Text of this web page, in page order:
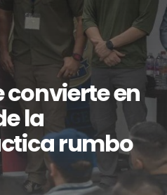
convierte en
la
rumbo